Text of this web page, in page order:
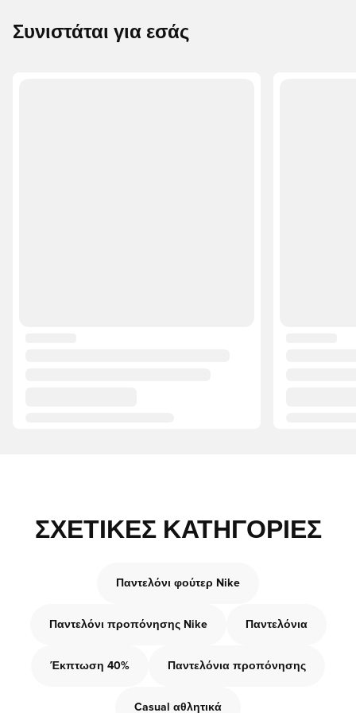
Συνιστάται για εσάς
ΣΧΕΤΙΚΈΣ ΚΑΤΗΓΟΡΊΕΣ
Παντελόνι φούτερ Nike
Παντελόνι προπόνησης Nike Παντελόνια
Έκπτωση 40% Παντελόνια προπόνησης
Casual αθλητικά